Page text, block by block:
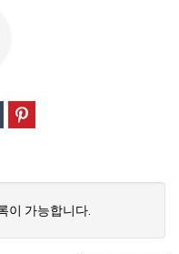
이 가능합니다.